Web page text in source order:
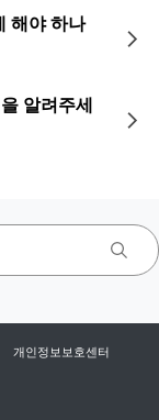
해야 하나
알려주세
개인정보보호센터